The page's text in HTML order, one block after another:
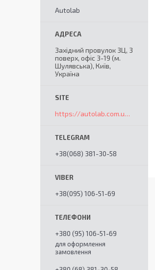
Autolab
Західний провулок 3Ц, 3
поверх, офіс 3-19 (м.
Шулявська), Київ,
Україна
https://autolab.com.ua/ua/
+38(068) 381-30-58
+38(095) 106-51-69
+380 (95) 106-51-69
для оформлення
замовлення